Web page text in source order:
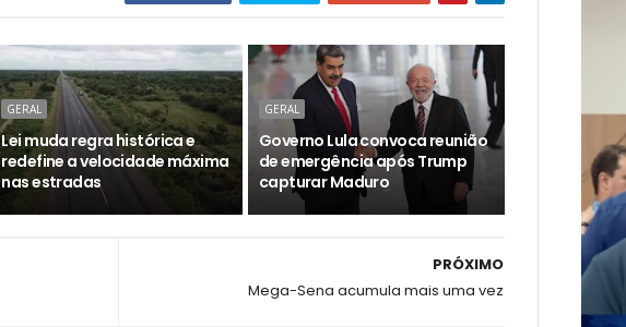
GERAL
Lei muda regra histórica e
redefine a velocidade máxima
nas estradas
GERAL
Governo Lula convoca reunião
de emergência após Trump
capturar Maduro
PRÓXIMO
Mega-Sena acumula mais uma vez